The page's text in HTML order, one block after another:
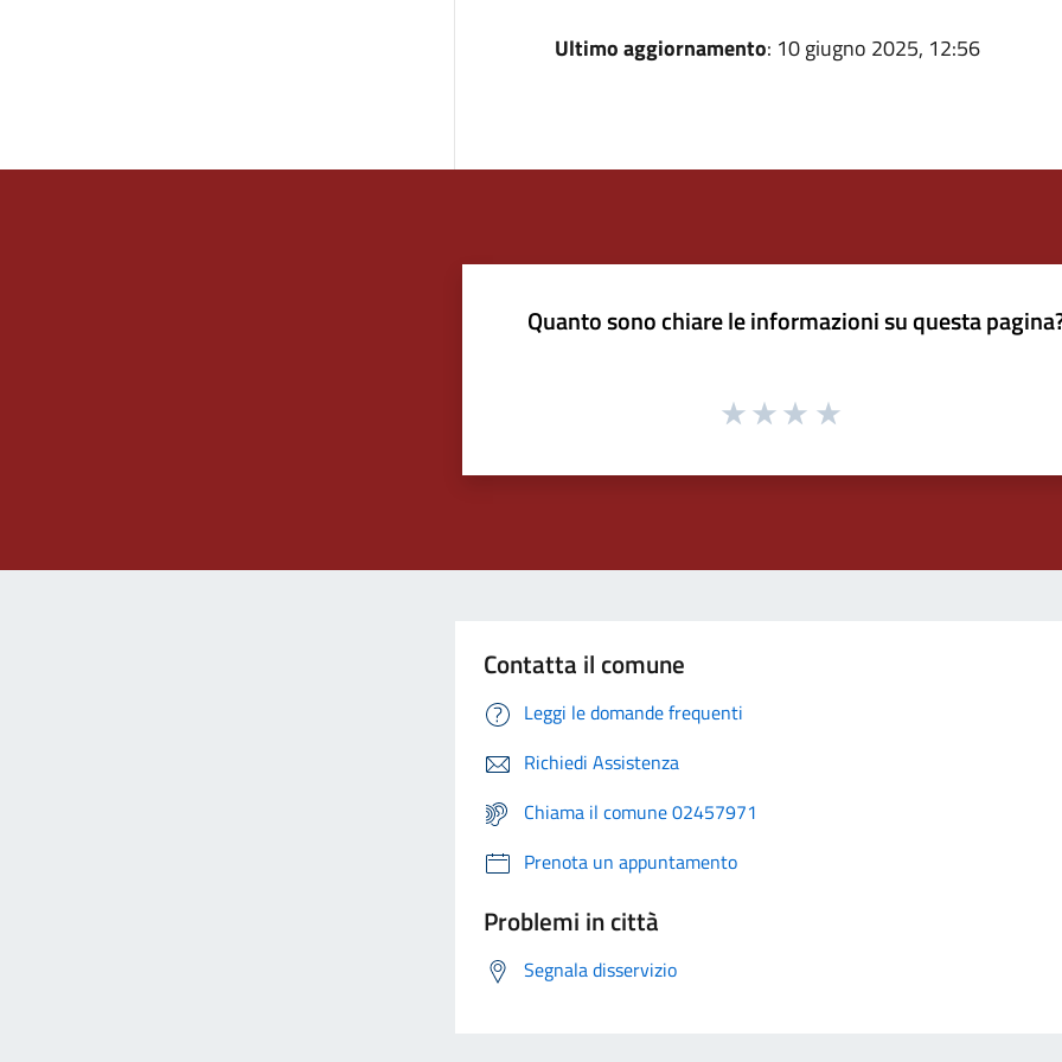
Ultimo aggiornamento: 10 giugno 2025, 12:56
Quanto sono chiare le informazioni su questa
Contatta il comune
Leggi le domande frequenti
Richiedi Assistenza
Chiama il comune 02457971
Prenota un appuntamento
Problemi in città
Segnala disservizio